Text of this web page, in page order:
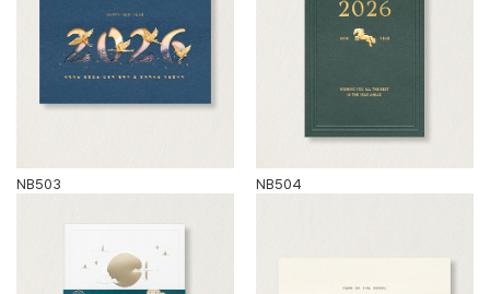
NB503 NB504